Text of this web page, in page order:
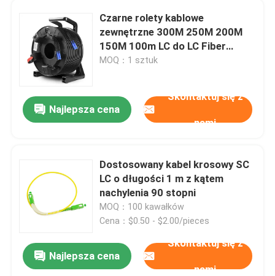
Czarne rolety kablowe
zewnętrzne 300M 250M 200M
150M 100m LC do LC Fiber
Patch Cord Extension Cable Reel
MOQ：1 sztuk
Najlepsza cena
Skontaktuj się z
nami
Dostosowany kabel krosowy SC
LC o długości 1 m z kątem
nachylenia 90 stopni
MOQ：100 kawałków
Cena：$0.50 - $2.00/pieces
Najlepsza cena
Skontaktuj się z
nami